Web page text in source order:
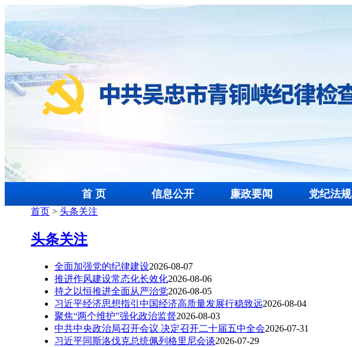
首 页 信息公开 廉政要闻 党纪法规
首页 > 头条关注
头条关注
全面加强党的纪律建设2026-08-07
推进作风建设常态化长效化2026-08-06
持之以恒推进全面从严治党2026-08-05
习近平经济思想指引中国经济高质量发展行稳致远2026-08-04
聚焦“两个维护”强化政治监督2026-08-03
中共中央政治局召开会议 决定召开二十届五中全会2026-07-31
习近平同斯洛伐克总统佩列格里尼会谈2026-07-29